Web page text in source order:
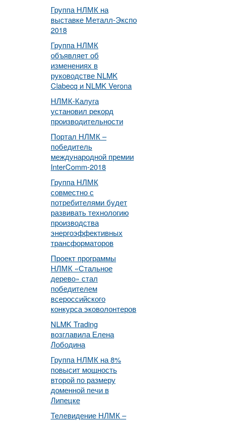
Группа НЛМК на
выставке Металл-Экспо
2018
Группа НЛМК
объявляет об
изменениях в
руководстве NLMK
Clabecq и NLMK Verona
НЛМК-Калуга
установил рекорд
производительности
Портал НЛМК –
победитель
международной премии
InterComm-2018
Группа НЛМК
совместно с
потребителями будет
развивать технологию
производства
энергоэффективных
трансформаторов
Проект программы
НЛМК «Стальное
дерево» стал
победителем
всероссийского
конкурса эковолонтеров
NLMK Trading
возглавила Елена
Лободина
Группа НЛМК на 8%
повысит мощность
второй по размеру
доменной печи в
Липецке
Телевидение НЛМК –